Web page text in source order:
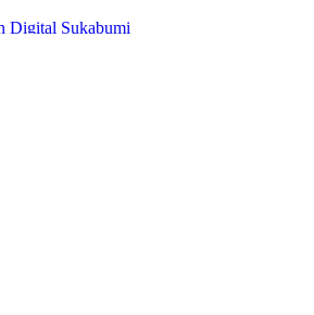
Digital Sukabumi